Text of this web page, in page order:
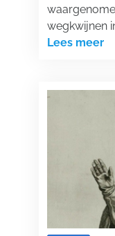
wegkwijnen
Lees meer